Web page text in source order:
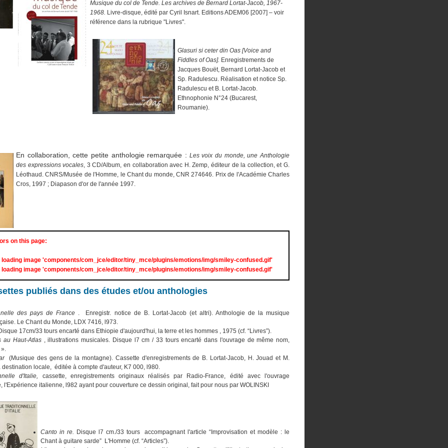
Musique du col de Tende. Les archives de Bernard Lortat-Jacob, 1967-
1968. Livre-disque, édité par Cyril Isnart. Editions ADEM06 [2007] – voir
référence dans la rubrique "Livres".
Glasuri si ceter din Oas [Voice and
Fiddles of Oas]. Enregistrements de
Jacques Bouët, Bernard Lortat-Jacob et
Sp. Radulescu. Réalisation et notice Sp.
Radulescu et B. Lortat-Jacob.
Ethnophonie N°24 (Bucarest,
Roumanie).
En collaboration, cette petite anthologie remarquée : Les voix du monde, une Anthologie
des expressions vocales, 3 CD/Album, en collaboration avec H. Zemp, éditeur de la collection, et G.
Léothaud. CNRS/Musée de l'Homme, le Chant du monde, CNR 274646. Prix de l'Académie Charles
Cros, 1997 ; Diapason d'or de l'année 1997.
on this page:
loading image 'components/com_jce/editor/tiny_mce/plugins/emotions/img/smiley-confused.gif'
loading image 'components/com_jce/editor/tiny_mce/plugins/emotions/img/smiley-confused.gif'
publiés dans des études et/ou anthologies
des pays de France . Enregistr. notice de B. Lortat-Jacob (et altri). Anthologie de la musique
Le Chant du Monde, LDX 7416, l973.
17cm/33 tours encarté dans Ethiopie d'aujourd'hui, la terre et les hommes , 1975 (cf. “Livres”).
au Haut-Atlas, illustrations musicales. Disque l7 cm / 33 tours encarté dans l'ouvrage de même nom,
(Musique des gens de la montagne). Cassette d'enregistrements de B. Lortat-Jacob, H. Jouad et M.
destination locale, éditée à compte d'auteur, K7 000, l980.
d'Italie, cassette, enregistrements originaux réalisés par Radio-France, édité avec l'ouvrage
l'Expérience italienne, l982 ayant pour couverture ce dessin original, fait pour nous par WOLINSKI
Canto in re. Disque l7 cm./33 tours accompagnant l'article “Improvisation et modèle : le
Chant à guitare sarde” L'Homme (cf. “Articles”).